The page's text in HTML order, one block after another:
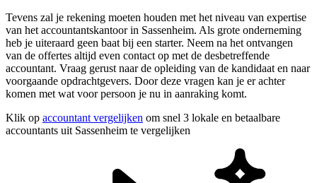
Tevens zal je rekening moeten houden met het niveau van expertise
van het accountantskantoor in Sassenheim. Als grote onderneming
heb je uiteraard geen baat bij een starter. Neem na het ontvangen
van de offertes altijd even contact op met de desbetreffende
accountant. Vraag gerust naar de opleiding van de kandidaat en naar
voorgaande opdrachtgevers. Door deze vragen kan je er achter
komen met wat voor persoon je nu in aanraking komt.
Klik op accountant vergelijken om snel 3 lokale en betaalbare
accountants uit Sassenheim te vergelijken